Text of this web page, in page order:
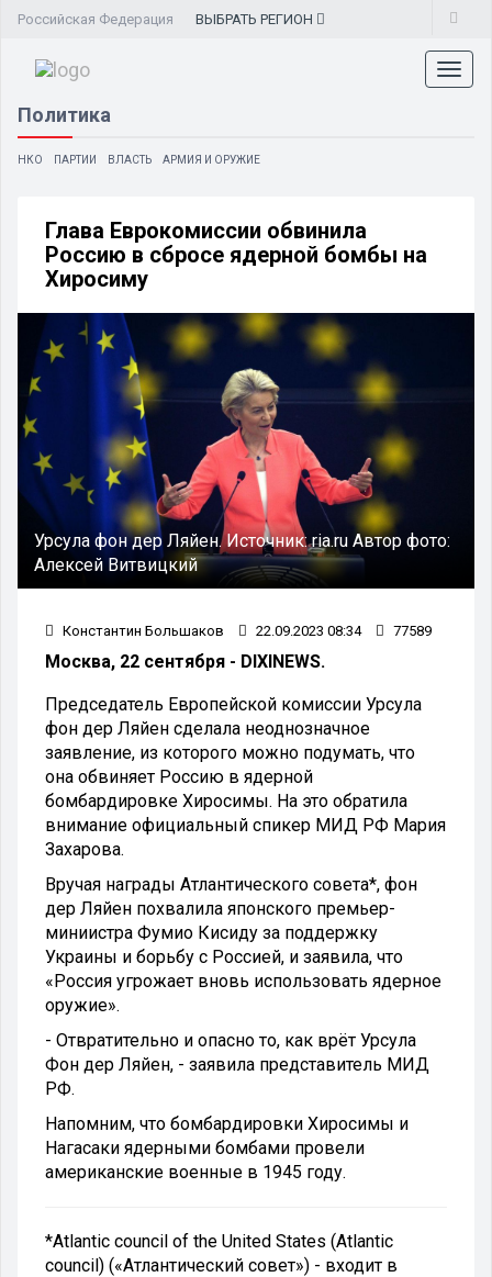
Российская Федерация ВЫБРАТЬ РЕГИОН
Политика
НКО ПАРТИИ ВЛАСТЬ АРМИЯ И ОРУЖИЕ
Глава Еврокомиссии обвинила
Россию в сбросе ядерной бомбы на
Хиросиму
Урсула фон дер Ляйен.Источник:ria.ru Автор фото:
Алексей Витвицкий
Константин Большаков 22.09.2023 08:34 77589
Москва, 22 сентября - DIXINEWS.
Председатель Европейской комиссии Урсула
фон дер Ляйен сделала неоднозначное
заявление, из которого можно подумать, что
она обвиняет Россию в ядерной
бомбардировке Хиросимы. На это обратила
внимание официальный спикер МИД РФ Мария
Захарова.
Вручая награды Атлантического совета*, фон
дер Ляйен похвалила японского премьер-
миниистра Фумио Кисиду за поддержку
Украины и борьбу с Россией, и заявила, что
«Россия угрожает вновь использовать ядерное
оружие».
- Отвратительно и опасно то, как врёт Урсула
Фон дер Ляйен, - заявила представитель МИД
РФ.
Напомним, что бомбардировки Хиросимы и
Нагасаки ядерными бомбами провели
американские военные в 1945 году.
*Atlantic council of the United States (Atlantic
council) («Атлантический совет») - входит в